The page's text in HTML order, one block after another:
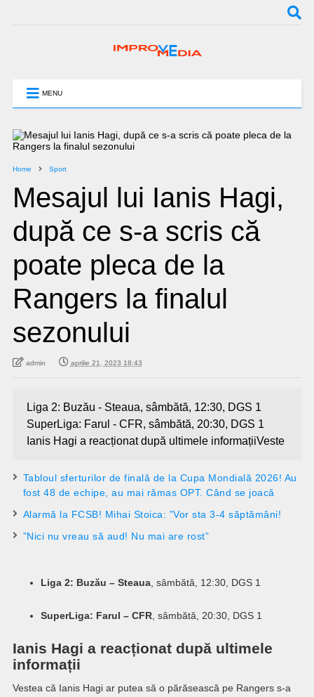
MENU
Home Sport
Mesajul lui Ianis Hagi,
după ce s-a scris că
poate pleca de la
Rangers la finalul
sezonului
admin aprilie 21, 2023 18:43
Liga 2: Buzău - Steaua, sâmbătă, 12:30, DGS 1
SuperLiga: Farul - CFR, sâmbătă, 20:30, DGS 1
Ianis Hagi a reacționat după ultimele informațiiVeste
Tabloul sferturilor de finală de la Cupa Mondială 2026! Au
fost 48 de echipe, au mai rămas OPT. Când se joacă
Alarmă la FCSB! Mihai Stoica: ”Vor sta 3-4 săptămâni!
”Nici nu vreau să aud! Nu mai are rost”
Liga 2: Buzău – Steaua, sâmbătă, 12:30, DGS 1
SuperLiga: Farul – CFR, sâmbătă, 20:30, DGS 1
Ianis Hagi a reacționat după ultimele
informații
Vestea că Ianis Hagi ar putea să o părăsească pe Rangers s-a